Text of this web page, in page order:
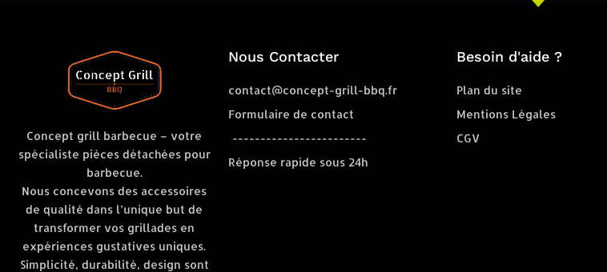
Concept grill barbecue – votre
spécialiste pièces détachées pour
barbecue.
Nous concevons des accessoires
de qualité dans l’unique but de
transformer vos grillades en
expériences gustatives uniques.
Simplicité, durabilité, design sont
Nous Contacter
contact@concept-grill-bbq.fr
Formulaire de contact
------------------------
Réponse rapide sous 24h
Besoin d'aide ?
Plan du site
Mentions Légales
CGV